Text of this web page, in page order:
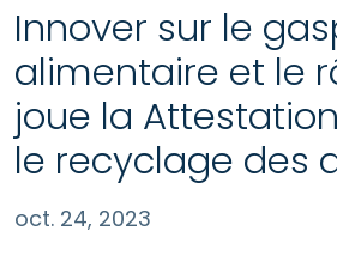
Innover sur le
alimentaire et le
joue la
le recyclage des
oct. 24, 2023